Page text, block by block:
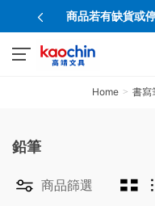
商品若有缺貨或
Home 書寫
鉛筆
商品篩選